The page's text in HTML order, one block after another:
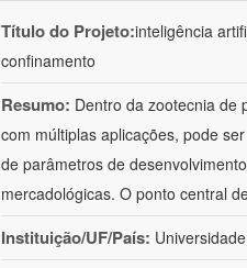
Título do Projeto:inteligência
confinamento
Resumo: Dentro da zootecnia de
com múltiplas aplicações, pode
de parâmetros de
mercadológicas. O ponto central
Instituição/UF/País: